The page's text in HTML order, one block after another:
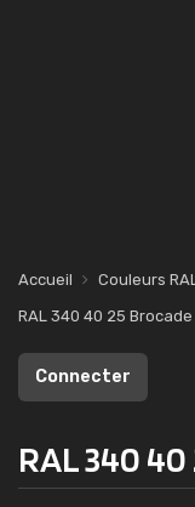
Accueil Couleurs
RAL 340 40 25
Connecter
RAL 340